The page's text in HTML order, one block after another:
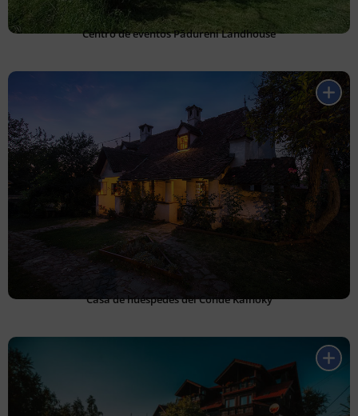
Centro de eventos Pădureni Landhouse
Casa de huéspedes del Conde Kálnoky